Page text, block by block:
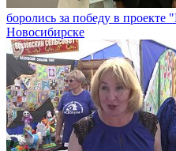
боролись за победу в
Новосибирске